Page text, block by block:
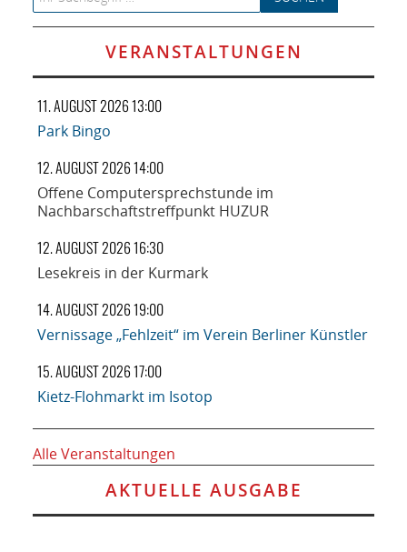
VERANSTALTUNGEN
11. AUGUST 2026 13:00
Park Bingo
12. AUGUST 2026 14:00
Offene Computersprechstunde im
Nachbarschaftstreffpunkt HUZUR
12. AUGUST 2026 16:30
Lesekreis in der Kurmark
14. AUGUST 2026 19:00
Vernissage „Fehlzeit“ im Verein Berliner Künstler
15. AUGUST 2026 17:00
Kietz-Flohmarkt im Isotop
Alle Veranstaltungen
AKTUELLE AUSGABE